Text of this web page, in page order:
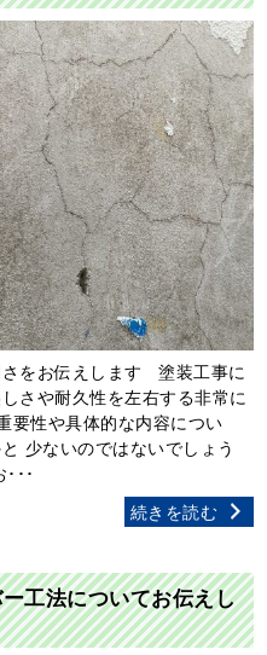
をお伝えします 塗装工事に
さや耐久性を左右する非常に
要性や具体的な内容につい
少ないのではないでしょう
･･
続きを読む
工法についてお伝えし